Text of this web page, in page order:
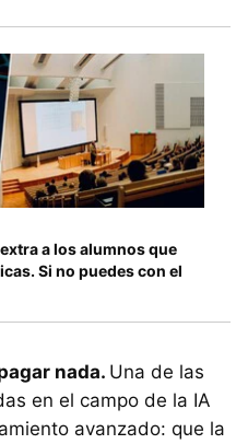
a los alumnos que
Si no puedes con el
nada. Una de las
en el campo de la IA
avanzado: que la